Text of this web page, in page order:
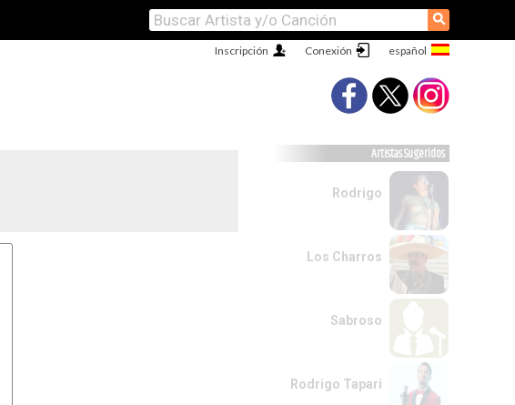
⚲
Conexión
Inscripción
Artistas Sugeridos
Rodrigo
Los Charros
Sabroso
Rodrigo Tapari